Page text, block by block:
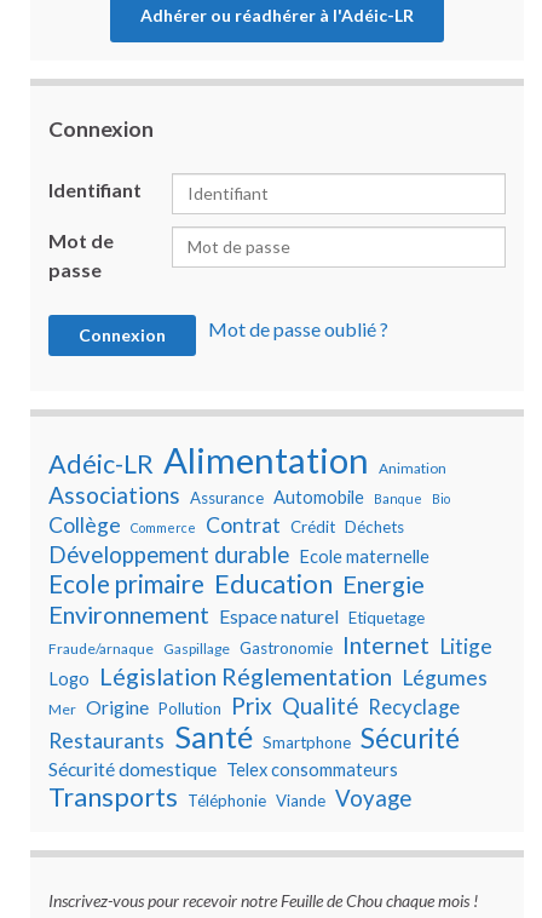
Adhérer ou réadhérer à l'Adéic-LR
Connexion
Identifiant
Mot de
passe
Mot de passe oublié ?
Adéic-LR Alimentation Animation
Associations Assurance Automobile Banque Bio
Collège Commerce Contrat Crédit Déchets
Développement durable Ecole maternelle
Ecole primaire Education Energie
Environnement Espace naturel Etiquetage
Fraude/arnaque Gaspillage Gastronomie Internet Litige
Logo Législation Réglementation Légumes
Mer Origine Pollution Prix Qualité Recyclage
Restaurants Santé Smartphone Sécurité
Sécurité domestique Telex consommateurs
Transports Téléphonie Viande Voyage
Inscrivez-vous pour recevoir notre Feuille de Chou chaque mois !